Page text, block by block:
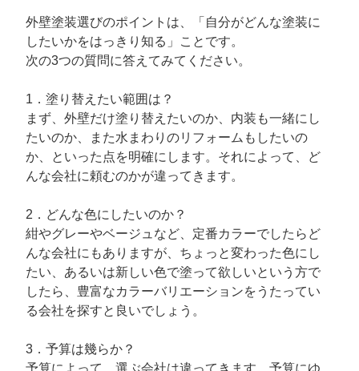
外壁塗装選びのポイントは、「自分がどんな塗装に
したいかをはっきり知る」ことです。
次の3つの質問に答えてみてください。
1．塗り替えたい範囲は？
まず、外壁だけ塗り替えたいのか、内装も一緒にし
たいのか、また水まわりのリフォームもしたいの
か、といった点を明確にします。それによって、ど
んな会社に頼むのかが違ってきます。
2．どんな色にしたいのか？
紺やグレーやベージュなど、定番カラーでしたらど
んな会社にもありますが、ちょっと変わった色にし
たい、あるいは新しい色で塗って欲しいという方で
したら、豊富なカラーバリエーションをうたってい
る会社を探すと良いでしょう。
3．予算は幾らか？